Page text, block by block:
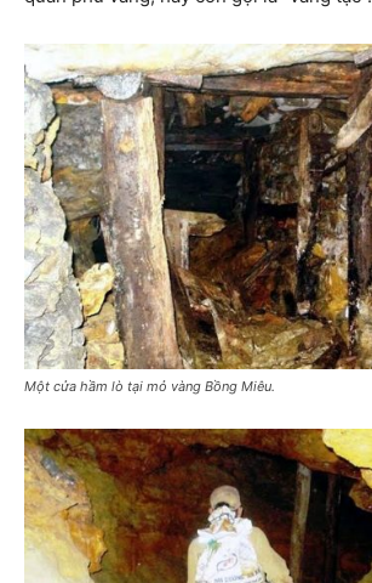
Một cửa hầm lò tại mỏ vàng Bồng Miêu.